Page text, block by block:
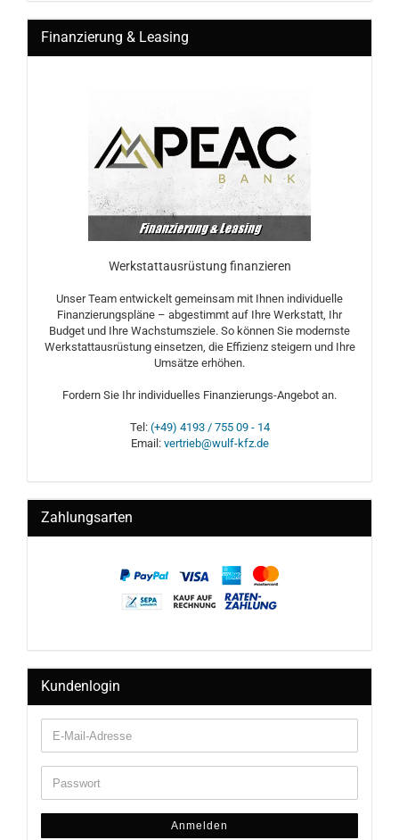
Finanzierung & Leasing
Werkstattausrüstung finanzieren
Unser Team entwickelt gemeinsam mit Ihnen individuelle
Finanzierungspläne – abgestimmt auf Ihre Werkstatt, Ihr
Budget und Ihre Wachstumsziele. So können Sie modernste
Werkstattausrüstung einsetzen, die Effizienz steigern und Ihre
Umsätze erhöhen.
Fordern Sie Ihr individuelles Finanzierungs-Angebot an.
Tel: (+49) 4193 / 755 09 - 14
Email: vertrieb@wulf-kfz.de
Zahlungsarten
Kundenlogin
Anmelden